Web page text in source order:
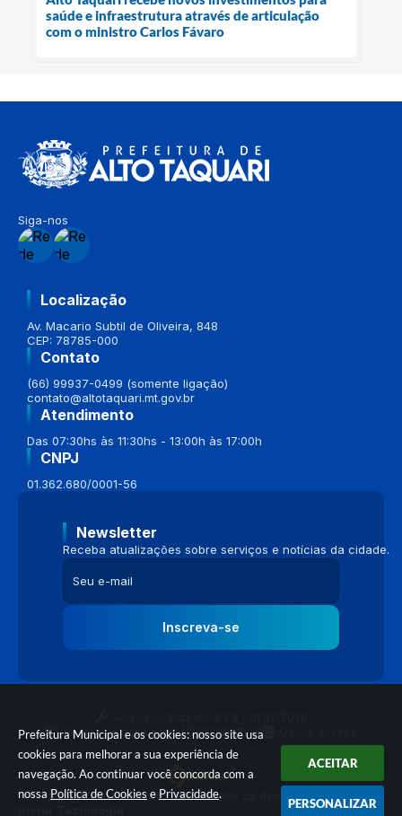
Prefeitura Municipal e os cookies: nosso site usa
cookies para melhorar a sua experiência de
navegação. Ao continuar você concorda com a
nossa Política de Cookies e Privacidade.
ACEITAR
PERSONALIZAR
saúde e infraestrutura através de articulação
com o ministro Carlos Fávaro
Siga-nos
Localização
Av. Macario Subtil de Oliveira, 848
CEP: 78785-000
Contato
(66) 99937-0499 (somente ligação)
contato@altotaquari.mt.gov.br
Atendimento
Das 07:30hs às 11:30hs - 13:00h às 17:00h
CNPJ
01.362.680/0001-56
Newsletter
Receba atualizações sobre serviços e notícias da cidade.
Inscreva-se
Portal atualizado em:04/08/2026 16:58
© Copyright Instar - 2006-2026. Todos os direitos reservados -